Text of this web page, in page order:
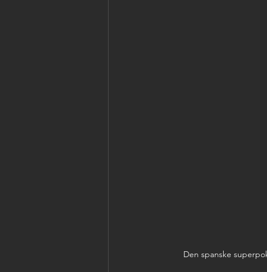
Den spanske